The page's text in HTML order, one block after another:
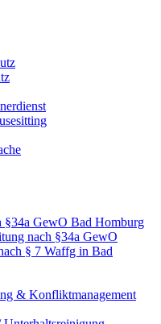
§34a GewO Bad Homburg
nach §34a GewO
§ 7 Waffg in Bad
& Konfliktmanagement